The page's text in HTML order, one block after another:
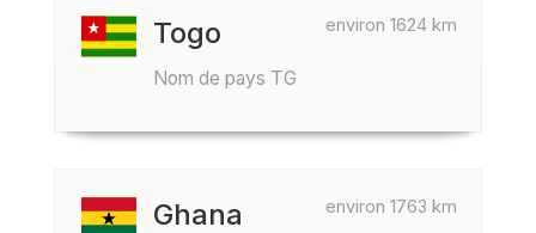
environ 1624 km
Togo
Nom de pays TG
environ 1763 km
Ghana